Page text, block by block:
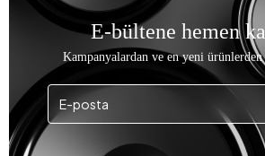
E-bültene hemen
Kampanyalardan ve en yeni ürünlerden